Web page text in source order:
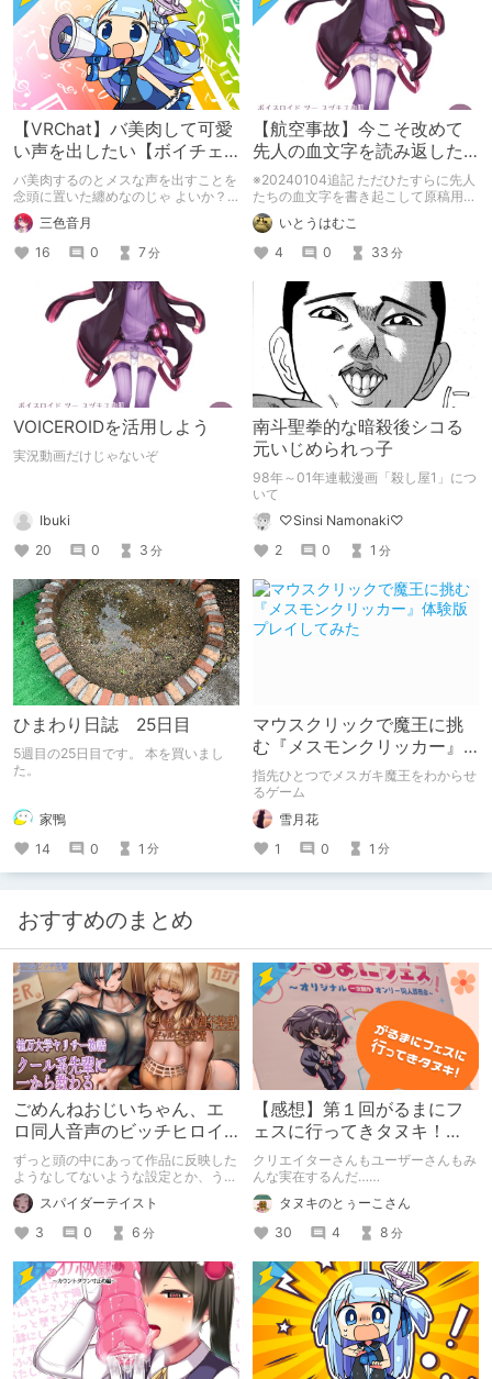
【VRChat】バ美肉して可愛
い声を出したい【ボイチェ
ン含む】
バ美肉するのとメスな声を出すことを
念頭に置いた纏めなのじゃ よいか？
なれるかではない、なるんだ(真顔)
三色音月
16
0 7分
【航空事故】今こそ改めて
先人の血文字を読み返した
い
※20240104追記 ただひたすらに先人
たちの血文字を書き起こして原稿用紙
40枚。 サムネはロネットちゃんの人
いとうはむこ
4
0 33 分
VOICEROIDを活用しよう
実況動画だけじゃないぞ
Ibuki
20
0 3 分
南斗聖拳的な暗殺後シコる
元いじめられっ子
98年～01年連載漫画「殺し屋1」につ
いて
♡Sinsi Namonaki♡
2
0 1 分
ひまわり日誌 25日目
5週目の25日目です。 本を買いまし
た。
家鴨
14
0 1 分
マウスクリックで魔王に挑
む『メスモンクリッカー』
体験版プレイしてみた
指先ひとつでメスガキ魔王をわからせ
るゲーム
雪月花
1
0 1 分
おすすめのまとめ
ごめんねおじいちゃん、エ
ロ同人音声のビッチヒロイ
ンに名前使って～過去作品
コンセプトを思い出そう～
ずっと頭の中にあって作品に反映した
ようなしてないような設定とか、うち
のヒロイン達の名づけの法則とかを頭
の中の映●研の金●さんに「そこにあ
っちゃいけねえんだよ」といわれたの
でとりあえず垂れ流します。
スパイダーテイスト
3
0 6 分
【感想】第１回がるまにフ
ェスに行ってきタヌキ！
【レポ】
クリエイターさんもユーザーさんもみ
んな実在するんだ……
タヌキのとぅーこさん
30
4 8 分